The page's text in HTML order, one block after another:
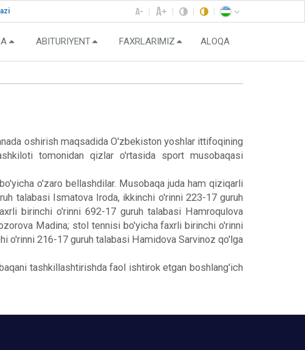
ABITURIYENT FAXRLARIMIZ ALOQA
oshirish maqsadida O'zbekiston yoshlar ittifoqining
tomonidan qizlar o'rtasida sport musobaqasi
o'zaro bellashdilar. Musobaqa juda ham qiziqarli
talabasi Ismatova Iroda, ikkinchi o'rinni 223-17 guruh
birinchi o'rinni 692-17 guruh talabasi Hamroqulova
Madina; stol tennisi bo'yicha faxrli birinchi o'rinni
o'rinni 216-17 guruh talabasi Hamidova Sarvinoz qo'lga
tashkillashtirishda faol ishtirok etgan boshlang'ich